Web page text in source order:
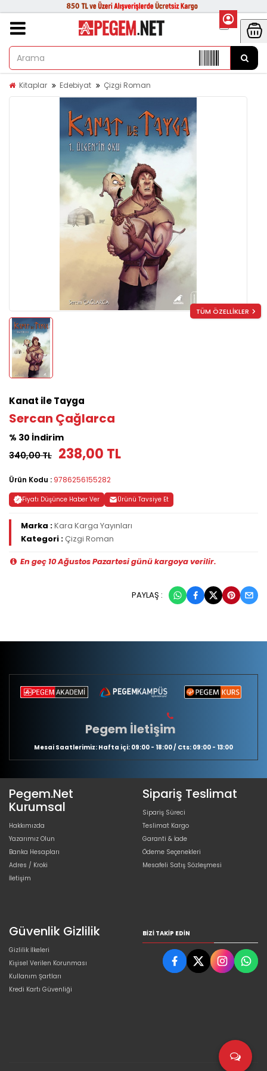
Kitaplar Edebiyat Çizgi Roman
TÜM ÖZELLİKLER
Kanat ile Tayga
Sercan Çağlarca
% 30 İndirim
340,00 TL 238,00 TL
Ürün Kodu : 9786256155282
Fiyatı Düşünce Haber Ver Ürünü Tavsiye Et
Marka :Kara Karga Yayınları
Kategori :Çizgi Roman
En geç 10 Ağustos Pazartesi günü kargoya verilir.
PAYLAŞ :
Pegem İletişim
Mesai Saatlerimiz: Hafta içi: 09:00 - 18:00 / Cts: 09:00 - 13:00
Pegem.Net
Kurumsal
Hakkımızda
Yazarımız Olun
Banka Hesapları
Adres / Kroki
İletişim
Sipariş Teslimat
Sipariş Süreci
Teslimat Kargo
Garanti & İade
Ödeme Seçenekleri
Mesafeli Satış Sözleşmesi
Güvenlik Gizlilik
Gizlilik İlkeleri
Kişisel Verilen Korunması
Kullanım Şartları
Kredi Kartı Güvenliği
BIZI TAKIP EDIN